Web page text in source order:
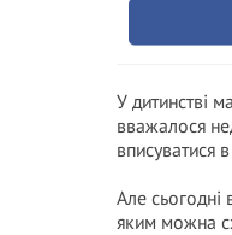
У дитинстві
вважалося
вписуватися
Але сьогодні
яким можна